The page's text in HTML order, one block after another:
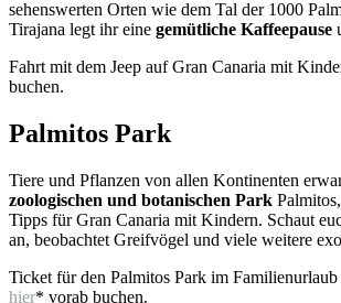
sehenswerten Orten wie dem Tal der 1000
Tirajana legt ihr eine gemütliche Kaffeepause
Fahrt mit dem Jeep auf Gran Canaria mit
buchen.
Palmitos Park
Tiere und Pflanzen von allen Kontinenten
zoologischen und botanischen Park
Tipps für Gran Canaria mit Kindern. Schaut
an, beobachtet Greifvögel und viele weitere
Ticket für den Palmitos Park im
hier* vorab buchen.